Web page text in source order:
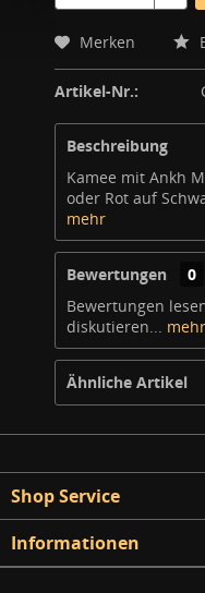
Merken
Artikel-Nr.:
Beschreibung
Kamee mit Ankh
oder Rot auf
mehr
Bewertungen
0
Bewertungen
diskutieren... mehr
Ähnliche Artikel
Shop Service
Informationen